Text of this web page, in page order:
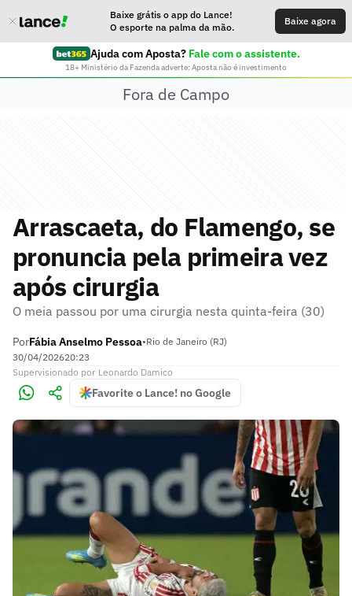
Baixe grátis o app do Lance!
O esporte na palma da mão.
Baixe agora
Ajuda com Aposta? Fale com o assistente.
18+ Ministério da Fazenda adverte: Aposta não é investimento
Fora de Campo
Arrascaeta, do Flamengo, se
pronuncia pela primeira vez
após cirurgia
O meia passou por uma cirurgia nesta quinta-feira (30)
PorFábia Anselmo Pessoa•Rio de Janeiro (RJ)
30/04/202620:23
Supervisionado por Leonardo Damico
Favorite o Lance! no Google